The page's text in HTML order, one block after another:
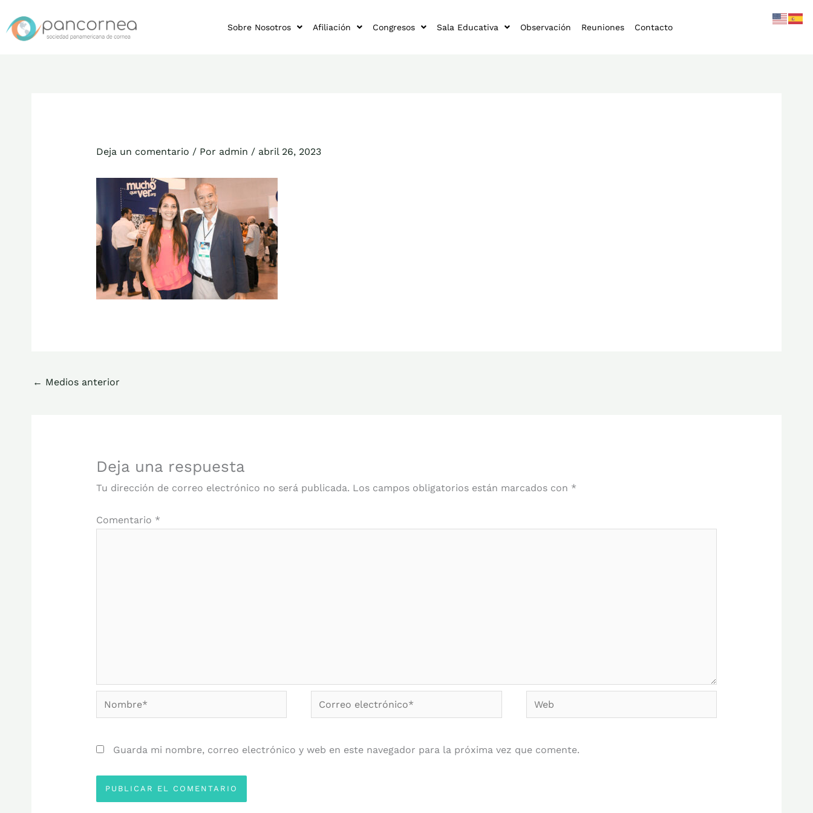
contenido
Sobre Nosotros Afiliación Congresos Sala Educativa Observación Reuniones Contacto
Deja un comentario / Por admin / abril 26, 2023
← Medios anterior
Deja una respuesta
Tu dirección de correo electrónico no será publicada. Los campos obligatorios están marcados con *
Comentario *
Nombre*
Correo
electrónico*
Web
Guarda mi nombre, correo electrónico y web en este navegador para la próxima vez que comente.